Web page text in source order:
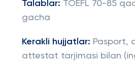
Talablar: TOEFL 70-85
gacha
Kerakli hujjatlar: Pasport,
attestat tarjimasi bilan